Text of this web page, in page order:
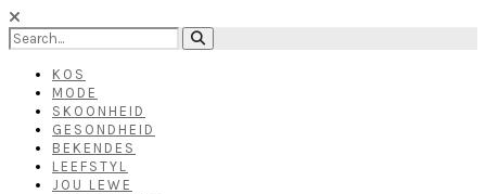
KOS
MODE
SKOONHEID
GESONDHEID
BEKENDES
LEEFSTYL
JOU LEWE